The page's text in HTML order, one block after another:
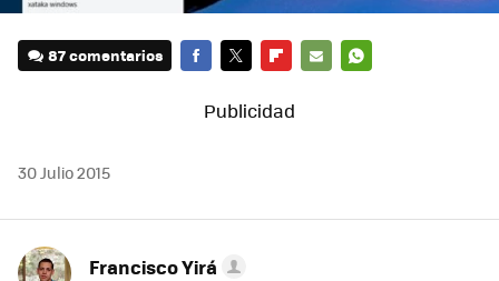
87 comentarios
30 Julio 2015
Francisco Yirá